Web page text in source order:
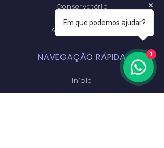
Conservatório
de Dança
Ana Mangericão
NAVEGAÇÃO RÁPIDA
Início
Em que podemos ajudar?
1